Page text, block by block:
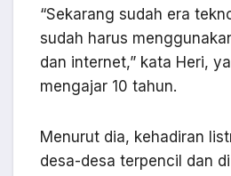
“Sekarang sudah era
sudah harus
dan internet,” kata Heri,
mengajar 10 tahun.
Menurut dia, kehadiran
desa-desa terpencil dan